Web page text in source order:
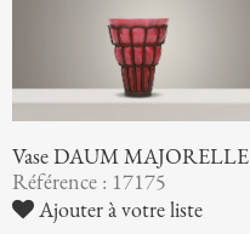
Vase DAUM MAJORELLE
Référence : 17175
Ajouter à votre liste